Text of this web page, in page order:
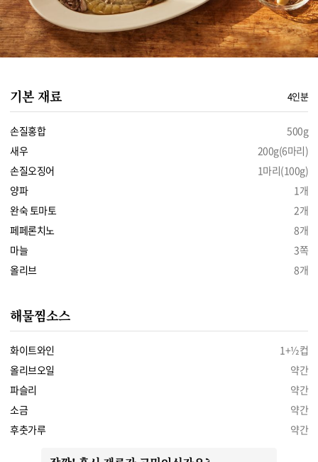
기본 재료 4인분
손질홍합
500g
새우
200g(6마리)
손질오징어
1마리(100g)
양파
1개
완숙 토마토
2개
페페론치노
8개
마늘
3쪽
올리브
8개
해물찜소스
화이트와인
1+½컵
올리브오일
약간
파슬리
약간
소금
약간
후춧가루
약간